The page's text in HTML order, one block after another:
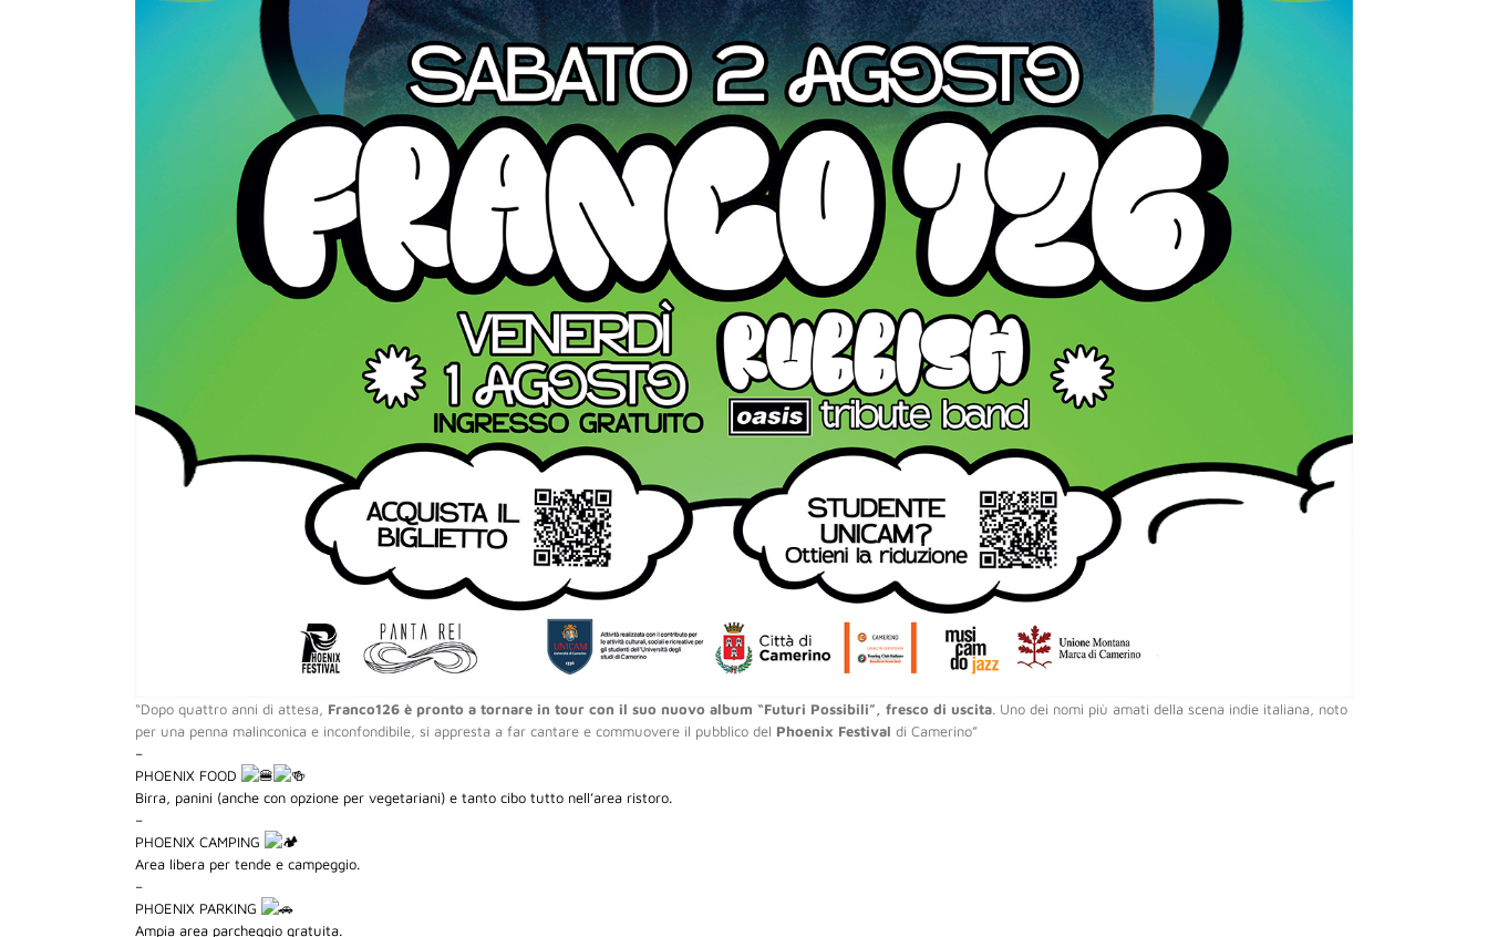
“Dopo quattro anni di attesa, Franco126 è pronto a tornare in tour con il suo nuovo album “Futuri Possibili”, fresco di uscita. Uno dei nomi più amati della scena indie italiana, noto
per una penna malinconica e inconfondibile, si appresta a far cantare e commuovere il pubblico del Phoenix Festival di Camerino”
–
PHOENIX FOOD
Birra, panini (anche con opzione per vegetariani) e tanto cibo tutto nell’area ristoro.
–
PHOENIX CAMPING
Area libera per tende e campeggio.
–
PHOENIX PARKING
Ampia area parcheggio gratuita.